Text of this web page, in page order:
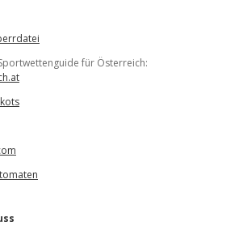
für Österreich: